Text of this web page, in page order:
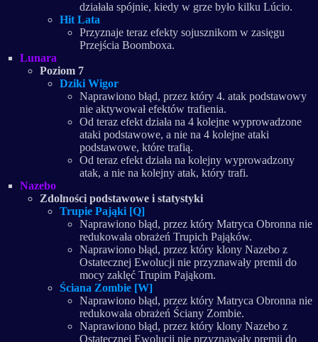
działała spójnie, kiedy w grze było kilku Lúcio.
Hit Lata
Przyznaje teraz efekty sojusznikom w zasięgu
Przejścia Boomboxa.
Lunara
Poziom 7
Dziki Wigor
Naprawiono błąd, przez który 4. atak podstawowy
nie aktywował efektów trafienia.
Od teraz efekt działa na 4 kolejne wyprowadzone
ataki podstawowe, a nie na 4 kolejne ataki
podstawowe, które trafią.
Od teraz efekt działa na kolejny wyprowadzony
atak, a nie na kolejny atak, który trafi.
Nazebo
Zdolności podstawowe i statystyki
Trupie Pająki [Q]
Naprawiono błąd, przez który Matryca Obronna nie
redukowała obrażeń Trupich Pająków.
Naprawiono błąd, przez który klony Nazebo z
Ostatecznej Ewolucji nie przyznawały premii do
mocy zaklęć Trupim Pająkom.
Ściana Zombie [W]
Naprawiono błąd, przez który Matryca Obronna nie
redukowała obrażeń Ściany Zombie.
Naprawiono błąd, przez który klony Nazebo z
Ostatecznej Ewolucji nie przyznawały premii do